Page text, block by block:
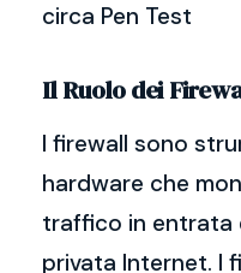
circa Pen Test
Il Ruolo dei
I firewall sono
hardware che
traffico in entrata
privata Internet. I